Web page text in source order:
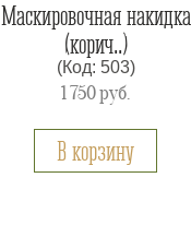
Маскировочная накидка
(корич..)
(Код: 503)
1 750руб.
В корзину